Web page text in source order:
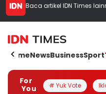
Baca artikel IDN Times
HomeNewsBusinessSport
For
You
# Yuk Vote